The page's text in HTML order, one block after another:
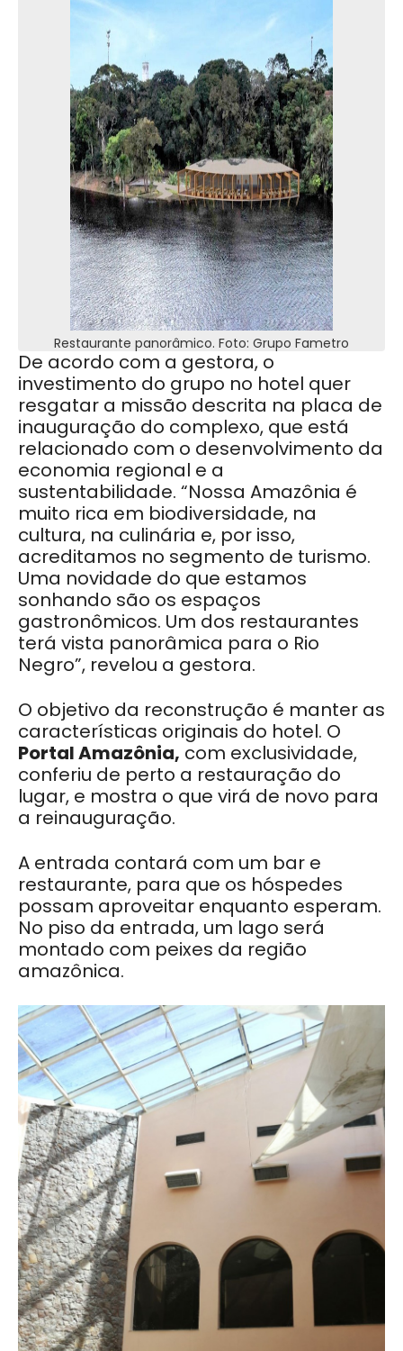
Restaurante panorâmico. Foto: Grupo Fametro
De acordo com a gestora, o
investimento do grupo no hotel quer
resgatar a missão descrita na placa de
inauguração do complexo, que está
relacionado com o desenvolvimento da
economia regional e a
sustentabilidade. “Nossa Amazônia é
muito rica em biodiversidade, na
cultura, na culinária e, por isso,
acreditamos no segmento de turismo.
Uma novidade do que estamos
sonhando são os espaços
gastronômicos. Um dos restaurantes
terá vista panorâmica para o Rio
Negro”, revelou a gestora.
O objetivo da reconstrução é manter as
características originais do hotel. O
Portal Amazônia, com exclusividade,
conferiu de perto a restauração do
lugar, e mostra o que virá de novo para
a reinauguração.
A entrada contará com um bar e
restaurante, para que os hóspedes
possam aproveitar enquanto esperam.
No piso da entrada, um lago será
montado com peixes da região
amazônica.